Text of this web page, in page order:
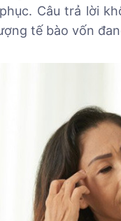
Câu trả lời
tế bào vốn